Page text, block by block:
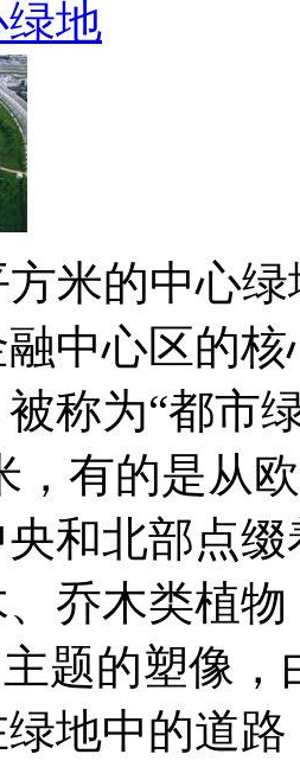
地
方米的中心
中心区的
称为“都市
，有的是从
和北部点
乔木类植
题的塑像
地中的道